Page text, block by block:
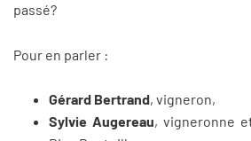
passé?
Pour en parler :
Gérard Bertrand, vigneron,
Sylvie Augereau, vigneronne